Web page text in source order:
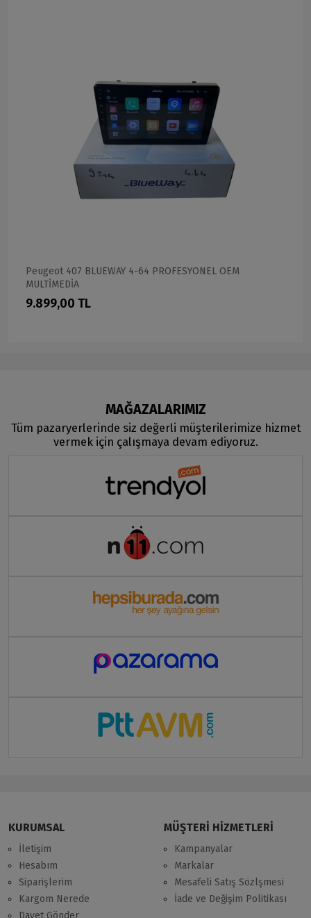
Peugeot 407 BLUEWAY 4-64 PROFESYONEL OEM
MULTİMEDİA
9.899,00 TL
MAĞAZALARIMIZ
Tüm pazaryerlerinde siz değerli müşterilerimize hizmet
vermek için çalışmaya devam ediyoruz.
KURUMSAL
İletişim
Hesabım
Siparişlerim
Kargom Nerede
Davet Gönder
MÜŞTERİ HİZMETLERİ
Kampanyalar
Markalar
Mesafeli Satış Sözlşmesi
İade ve Değişim Politikası